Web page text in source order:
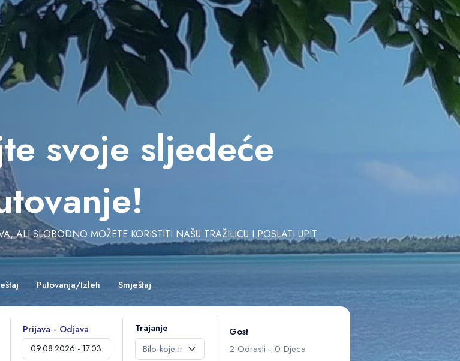
svoje sljedeće
ALI SLOBODNO MOŽETE KORISTITI NAŠU TRAŽILICU I POSLATI UPIT
Putovanja/Izleti Smještaj
Prijava - Odjava Trajanje
Gost
2 Odrasli - 0 Djeca